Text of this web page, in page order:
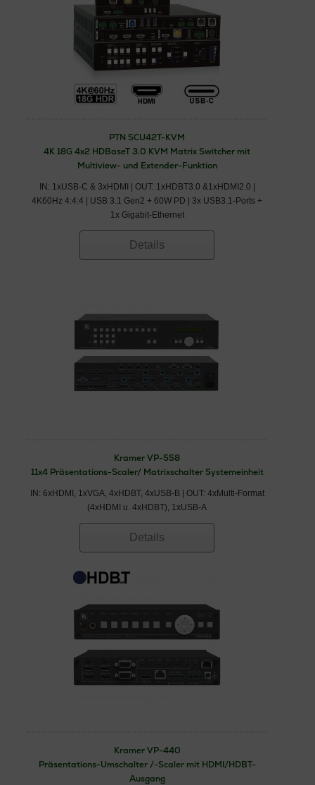
PTN SCU42T-KVM
4K 18G 4x2 HDBaseT 3.0 KVM Matrix Switcher mit
Multiview- und Extender-Funktion
IN: 1xUSB-C & 3xHDMI | OUT: 1xHDBT3.0 &1xHDMI2.0 |
4K60Hz 4:4:4 | USB 3.1 Gen2 + 60W PD | 3x USB3.1-Ports +
1x Gigabit-Ethernet
Details
Kramer VP-558
11x4 Präsentations-Scaler/ Matrixschalter Systemeinheit
IN: 6xHDMI, 1xVGA, 4xHDBT, 4xUSB-B | OUT: 4xMulti-Format
(4xHDMI u. 4xHDBT), 1xUSB-A
Details
Kramer VP-440
Präsentations-Umschalter /-Scaler mit HDMI/HDBT-
Ausgang